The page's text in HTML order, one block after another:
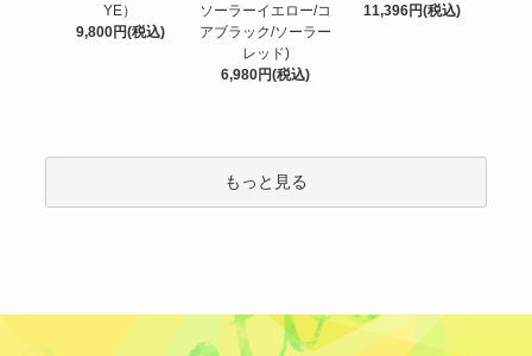
YE）
9,800円(税込)
ソーラーイエロー/コ
アブラック/ソーラー
レッド)
6,980円(税込)
11,396円(税込)
もっと見る